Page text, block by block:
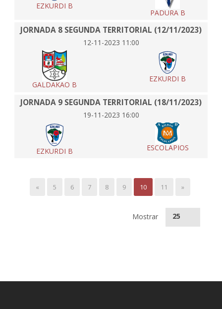
EZKURDI B
PADURA B
JORNADA 8 SEGUNDA TERRITORIAL (12/11/2023)
12-11-2023 11:00
GALDAKAO B
EZKURDI B
JORNADA 9 SEGUNDA TERRITORIAL (18/11/2023)
19-11-2023 16:00
EZKURDI B ESCOLAPIOS
« 5 6 7 8 9 10 11 »
Mostrar 25